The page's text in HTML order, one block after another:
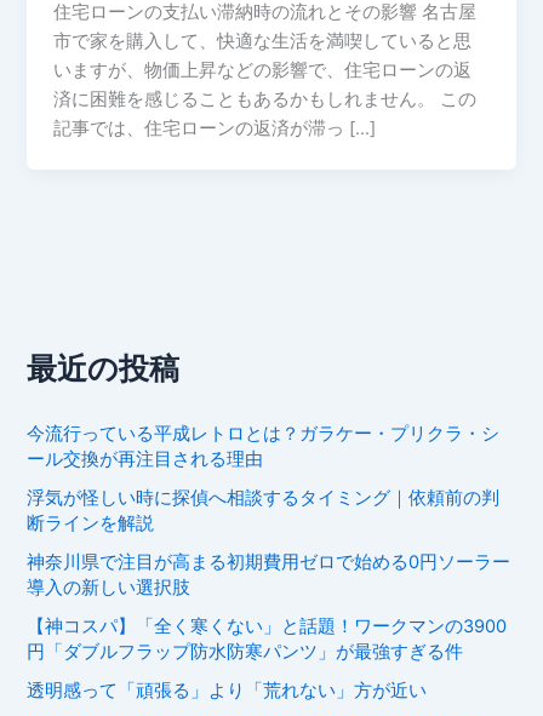
住宅ローンの支払い滞納時の流れとその影響 名古屋
市で家を購入して、快適な生活を満喫していると思
いますが、物価上昇などの影響で、住宅ローンの返
済に困難を感じることもあるかもしれません。 この
記事では、住宅ローンの返済が滞っ […]
最近の投稿
今流行っている平成レトロとは？ガラケー・プリクラ・シ
ール交換が再注目される理由
浮気が怪しい時に探偵へ相談するタイミング｜依頼前の判
断ラインを解説
神奈川県で注目が高まる初期費用ゼロで始める0円ソーラー
導入の新しい選択肢
【神コスパ】「全く寒くない」と話題！ワークマンの3900
円「ダブルフラップ防水防寒パンツ」が最強すぎる件
透明感って「頑張る」より「荒れない」方が近い